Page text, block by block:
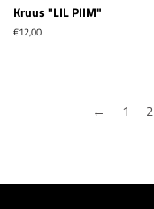
Kruus "LIL PIIM"
Tavahind
€12,00
← 1 2